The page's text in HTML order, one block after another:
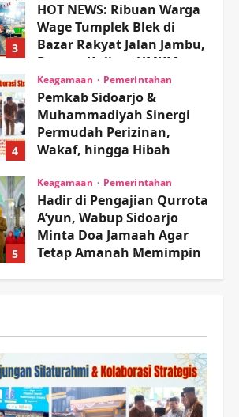
3
HOT NEWS: Ribuan Warga
Wage Tumplek Blek di
Bazar Rakyat Jalan Jambu,
Borong Kuliner UMKM
Sambil Nonton Jaranan!
wartanusa 4 Agustus 2026
4
Keagamaan Pemerintahan
Pemkab Sidoarjo &
Muhammadiyah Sinergi
Permudah Perizinan,
Wakaf, hingga Hibah
5
Keagamaan Pemerintahan
Hadir di Pengajian Qurrota
A’yun, Wabup Sidoarjo
Minta Doa Jamaah Agar
Tetap Amanah Memimpin
Proyek RSUD Sibar Rp 9,9
M, Beranikah CV Tiga
Anugerah Utama
Pertaruhkan Jaminan Rp
100 Juta?
Olahraga
Adu Taktik di Atas Rumput